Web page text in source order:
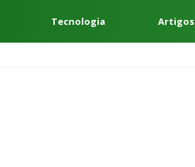
Tecnologia Artigos